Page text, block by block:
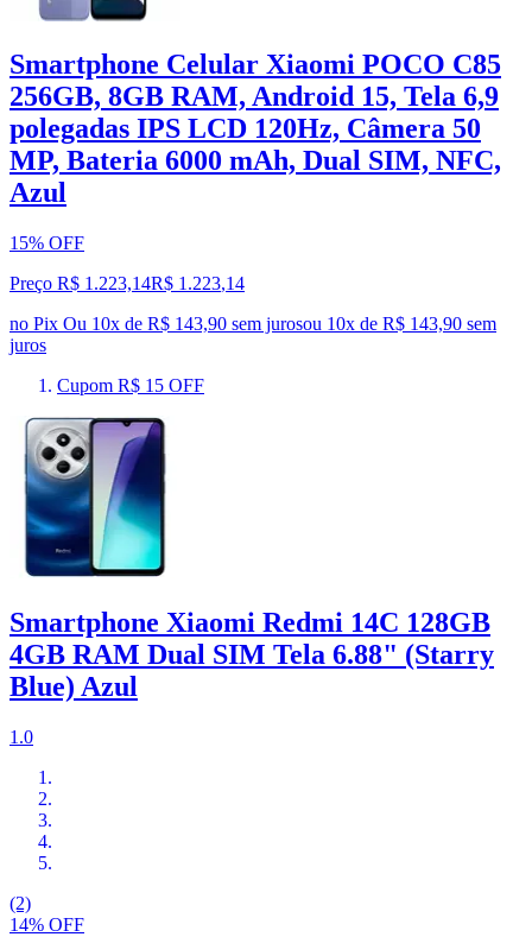
Smartphone Celular Xiaomi POCO C85
256GB, 8GB RAM, Android 15, Tela 6,9
polegadas IPS LCD 120Hz, Câmera 50
MP, Bateria 6000 mAh, Dual SIM, NFC,
Azul
15% OFF
Preço R$ 1.223,14R$ 1.223,14
no Pix Ou 10x de R$ 143,90 sem jurosou 10x de R$ 143,90 sem
juros
Cupom R$ 15 OFF
Smartphone Xiaomi Redmi 14C 128GB
4GB RAM Dual SIM Tela 6.88" (Starry
Blue) Azul
1.0
(2)
14% OFF